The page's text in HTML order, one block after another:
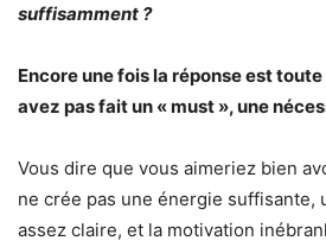
suffisamment ?
Encore une fois la réponse est toute
avez pas fait un « must », une
Vous dire que vous aimeriez bien
ne crée pas une énergie suffisante,
assez claire, et la motivation